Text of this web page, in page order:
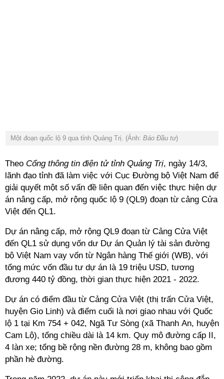
Một đoạn quốc lộ 9 qua tỉnh Quảng Trị. (Ảnh: Báo Đầu tư)
Theo Cổng thông tin điện tử tỉnh Quảng Trị, ngày 14/3,
lãnh đạo tỉnh đã làm việc với Cục Đường bộ Việt Nam để
giải quyết một số vấn đề liên quan đến việc thực hiện dự
án nâng cấp, mở rộng quốc lộ 9 (QL9) đoạn từ cảng Cửa
Việt đến QL1.
Dự án nâng cấp, mở rộng QL9 đoạn từ Cảng Cửa Việt
đến QL1 sử dụng vốn dư Dự án Quản lý tài sản đường
bộ Việt Nam vay vốn từ Ngân hàng Thế giới (WB), với
tổng mức vốn đầu tư dự án là 19 triệu USD, tương
đương 440 tỷ đồng, thời gian thực hiện 2021 - 2022.
Dự án có điểm đầu từ Cảng Cửa Việt (thị trấn Cửa Việt,
huyện Gio Linh) và điểm cuối là nơi giao nhau với Quốc
lộ 1 tại Km 754 + 042, Ngã Tư Sòng (xã Thanh An, huyện
Cam Lộ), tổng chiều dài là 14 km. Quy mô đường cấp II,
4 làn xe; tổng bề rộng nền đường 28 m, không bao gồm
phần hè đường.